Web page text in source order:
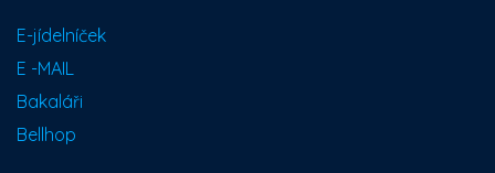
E-jídelníček
E -MAIL
Bakaláři
Bellhop